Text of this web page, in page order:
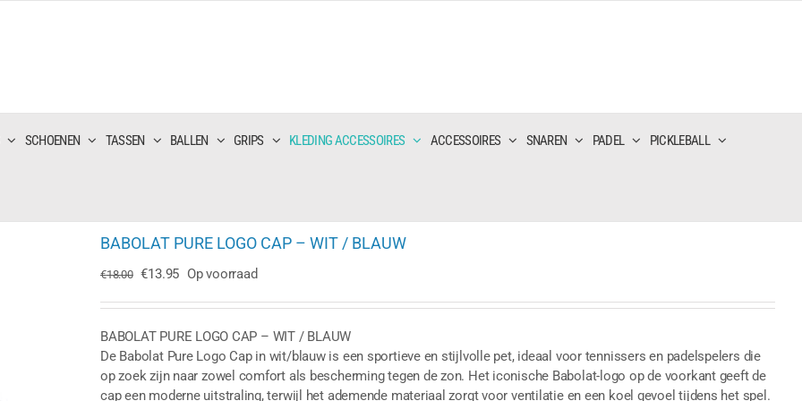
SCHOENEN TASSEN BALLEN GRIPS KLEDING ACCESSOIRES ACCESSOIRES SNAREN PADEL PICKLEBALL
BABOLAT PURE LOGO CAP – WIT / BLAUW
€18.00 Oorspronkelijke
was:
€18.00.
€13.95Huidige
is:
€13.95.
Op voorraad
BABOLAT PURE LOGO CAP – WIT / BLAUW
De Babolat Pure Logo Cap in wit/blauw is een sportieve en stijlvolle pet, ideaal voor tennissers en padelspelers die
op zoek zijn naar zowel comfort als bescherming tegen de zon. Het iconische Babolat-logo op de voorkant geeft de
cap een moderne uitstraling, terwijl het ademende materiaal zorgt voor ventilatie en een koel gevoel tijdens het spel.